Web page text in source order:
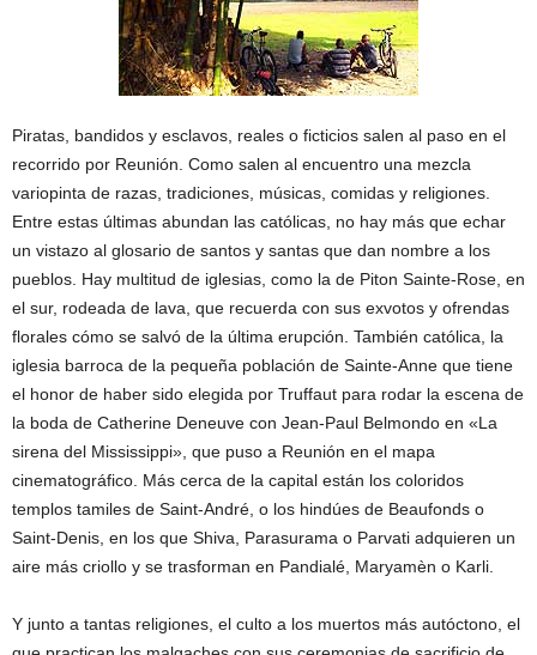
Piratas, bandidos y esclavos, reales o ficticios salen al paso en el
recorrido por Reunión. Como salen al encuentro una mezcla
variopinta de razas, tradiciones, músicas, comidas y religiones.
Entre estas últimas abundan las católicas, no hay más que echar
un vistazo al glosario de santos y santas que dan nombre a los
pueblos. Hay multitud de iglesias, como la de Piton Sainte-Rose, en
el sur, rodeada de lava, que recuerda con sus exvotos y ofrendas
florales cómo se salvó de la última erupción. También católica, la
iglesia barroca de la pequeña población de Sainte-Anne que tiene
el honor de haber sido elegida por Truffaut para rodar la escena de
la boda de Catherine Deneuve con Jean-Paul Belmondo en «La
sirena del Mississippi», que puso a Reunión en el mapa
cinematográfico. Más cerca de la capital están los coloridos
templos tamiles de Saint-André, o los hindúes de Beaufonds o
Saint-Denis, en los que Shiva, Parasurama o Parvati adquieren un
aire más criollo y se trasforman en Pandialé, Maryamèn o Karli.
Y junto a tantas religiones, el culto a los muertos más autóctono, el